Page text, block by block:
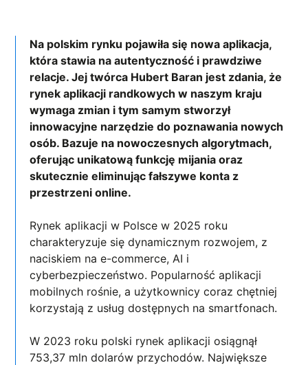
Na polskim rynku pojawiła się nowa aplikacja,
która stawia na autentyczność i prawdziwe
relacje. Jej twórca Hubert Baran jest zdania, że
rynek aplikacji randkowych w naszym kraju
wymaga zmian i tym samym stworzył
innowacyjne narzędzie do poznawania nowych
osób. Bazuje na nowoczesnych algorytmach,
oferując unikatową funkcję mijania oraz
skutecznie eliminując fałszywe konta z
przestrzeni online.
Rynek aplikacji w Polsce w 2025 roku
charakteryzuje się dynamicznym rozwojem, z
naciskiem na e-commerce, AI i
cyberbezpieczeństwo. Popularność aplikacji
mobilnych rośnie, a użytkownicy coraz chętniej
korzystają z usług dostępnych na smartfonach.
W 2023 roku polski rynek aplikacji osiągnął
753,37 mln dolarów przychodów. Największe